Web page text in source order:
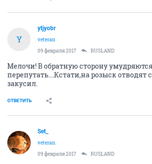
Y
ytjyobr
veteran
09 февраля 2017
RUSLAND
Мелочи! В обратную сторону
перепутать....Кстати,на розыск отводят
закусил.
ОТВЕТИТЬ
Set_
veteran
09 февраля 2017
RUSLAND